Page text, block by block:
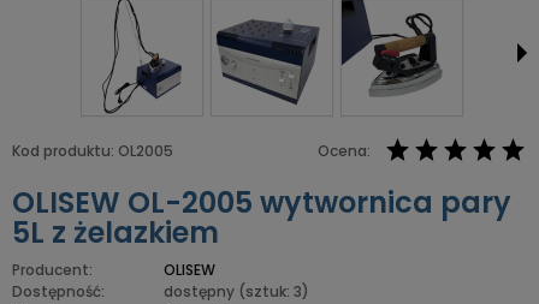
Ocena:
Kod produktu: OL2005
OLISEW OL-2005 wytwornica pary
5L z żelazkiem
Producent:
OLISEW
Dostępność:
dostępny (sztuk: 3)